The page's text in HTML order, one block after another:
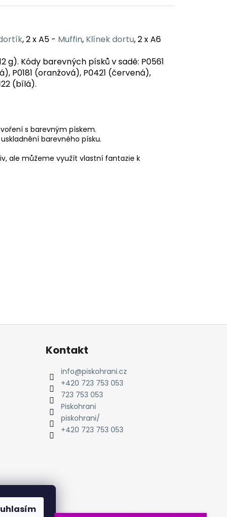
, 2 x A5 - Muffin, Klínek dortu, 2 x A6
g). Kódy barevných písků v sadě: P0561
P0181 (oranžová), P0421 (červená),
(bílá).
s barevným pískem.
barevného písku.
ale můžeme využít vlastní fantazie k
Kontakt
info@piskohrani.cz
+420 723 753 053
723 753 053
Piskohrani
piskohrani/
+420 723 753 053